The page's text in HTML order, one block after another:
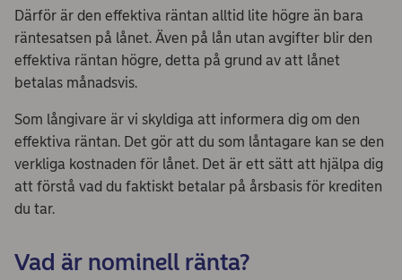
Därför är den effektiva räntan alltid lite högre än bara
räntesatsen på lånet. Även på lån utan avgifter blir den
effektiva räntan högre, detta på grund av att lånet
betalas månadsvis.
Som långivare är vi skyldiga att informera dig om den
effektiva räntan. Det gör att du som låntagare kan se den
verkliga kostnaden för lånet. Det är ett sätt att hjälpa dig
att förstå vad du faktiskt betalar på årsbasis för krediten
du tar.
Vad är nominell ränta?